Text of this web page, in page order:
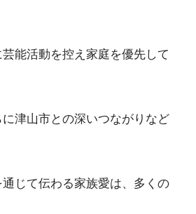
能活動を控え家庭を優先して
津山市との深いつながりなど
じて伝わる家族愛は、多くの